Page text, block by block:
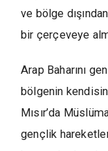
ve bölge
bir çerçeveye
Arap Baharını
bölgenin
Mısır’da
gençlik